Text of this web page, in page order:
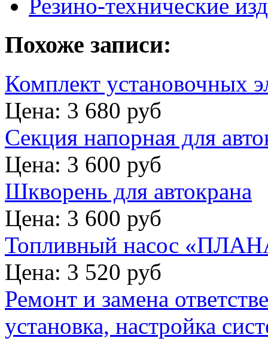
Резино-технические
Похоже записи:
Комплект установочных
Цена: 3 680 руб
Секция напорная для
Цена: 3 600 руб
Шкворень для автокрана
Цена: 3 600 руб
Топливный насос
Цена: 3 520 руб
Ремонт и замена
установка, настройка